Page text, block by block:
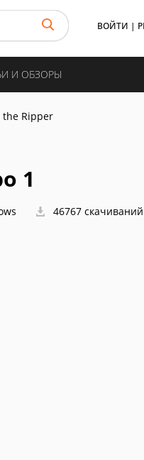
ВОЙТИ |
И ОБЗОРЫ
the Ripper
1
46767 скачиваний